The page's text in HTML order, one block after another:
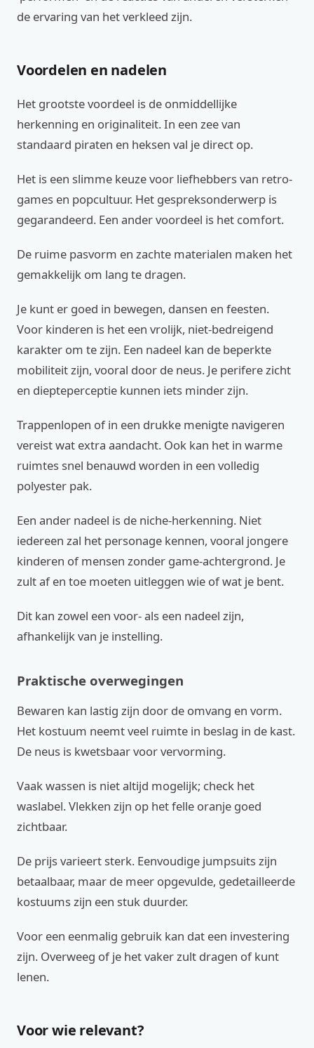
de ervaring van het verkleed zijn.
Voordelen en nadelen
Het grootste voordeel is de onmiddellijke
herkenning en originaliteit. In een zee van
standaard piraten en heksen val je direct op.
Het is een slimme keuze voor liefhebbers van retro-
games en popcultuur. Het gespreksonderwerp is
gegarandeerd. Een ander voordeel is het comfort.
De ruime pasvorm en zachte materialen maken het
gemakkelijk om lang te dragen.
Je kunt er goed in bewegen, dansen en feesten.
Voor kinderen is het een vrolijk, niet-bedreigend
karakter om te zijn. Een nadeel kan de beperkte
mobiliteit zijn, vooral door de neus. Je perifere zicht
en diepteperceptie kunnen iets minder zijn.
Trappenlopen of in een drukke menigte navigeren
vereist wat extra aandacht. Ook kan het in warme
ruimtes snel benauwd worden in een volledig
polyester pak.
Een ander nadeel is de niche-herkenning. Niet
iedereen zal het personage kennen, vooral jongere
kinderen of mensen zonder game-achtergrond. Je
zult af en toe moeten uitleggen wie of wat je bent.
Dit kan zowel een voor- als een nadeel zijn,
afhankelijk van je instelling.
Praktische overwegingen
Bewaren kan lastig zijn door de omvang en vorm.
Het kostuum neemt veel ruimte in beslag in de kast.
De neus is kwetsbaar voor vervorming.
Vaak wassen is niet altijd mogelijk; check het
waslabel. Vlekken zijn op het felle oranje goed
zichtbaar.
De prijs varieert sterk. Eenvoudige jumpsuits zijn
betaalbaar, maar de meer opgevulde, gedetailleerde
kostuums zijn een stuk duurder.
Voor een eenmalig gebruik kan dat een investering
zijn. Overweeg of je het vaker zult dragen of kunt
lenen.
Voor wie relevant?